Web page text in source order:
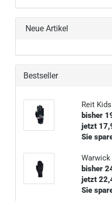
Neue Artikel
Bestseller
Reit
bisher
jetzt
Sie
bisher
jetzt
Sie